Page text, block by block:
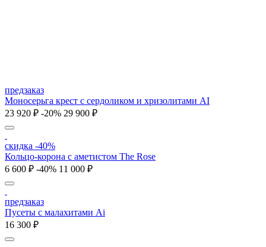
предзаказ
Моносерьга крест с сердоликом и хризолитами AI
23 920 ₽ -20% 29 900 ₽
скидка -40%
Кольцо-корона с аметистом The Rose
6 600 ₽ -40% 11 000 ₽
предзаказ
Пусеты с малахитами Ai
16 300 ₽